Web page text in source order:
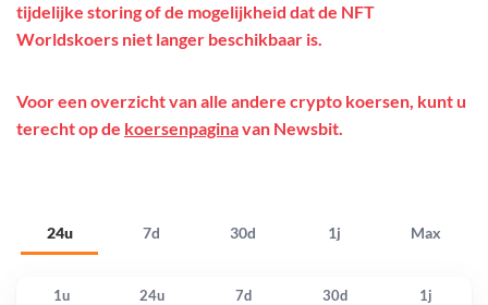
24u 7d 30d 1j Max
tijdelijke storing of de mogelijkheid dat de NFT
Worldskoers niet langer beschikbaar is.
Voor een overzicht van alle andere crypto koersen, kunt u
terecht op de koersenpaginavan Newsbit.
1u 24u 7d 30d 1j